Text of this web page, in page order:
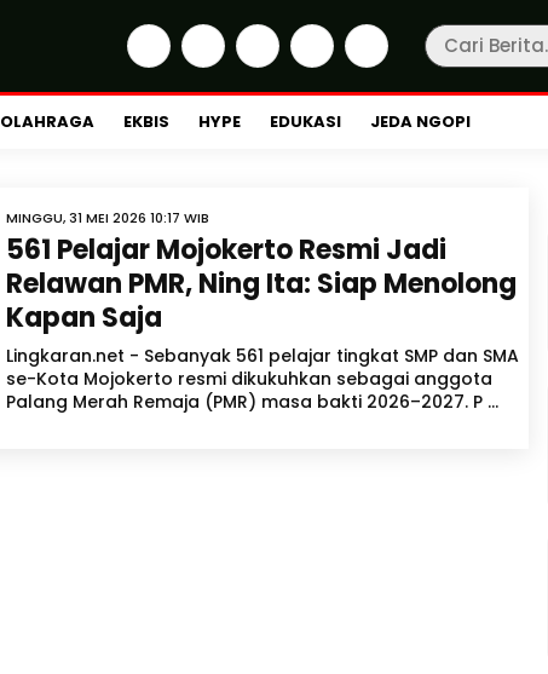
OLAHRAGA EKBIS HYPE EDUKASI JEDA NGOPI
MINGGU, 31 MEI 2026 10:17 WIB
561 Pelajar Mojokerto Resmi Jadi
Relawan PMR, Ning Ita: Siap Menolong
Kapan Saja
Lingkaran.net - Sebanyak 561 pelajar tingkat SMP dan SMA
se-Kota Mojokerto resmi dikukuhkan sebagai anggota
Palang Merah Remaja (PMR) masa bakti 2026–2027. P ...